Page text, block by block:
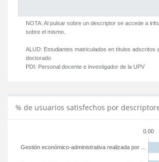
NOTA: Al pulsar sobre un descriptor se accede a
sobre el mismo.
ALUD: Estudiantes matriculados en títulos adscritos
doctorado
PDI: Personal docente e investigador de la UPV
% de usuarios satisfechos por
0.00
Gestión económico-administrativa realizada por ...